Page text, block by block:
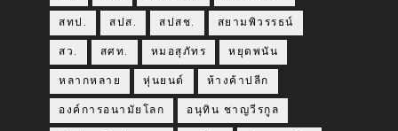
สทป. สปส. สปสช. สยามพิวรรธน์
สว. สศท. หมอสุภัทร หยุดพนัน
หลากหลาย หุ่นยนต์ ห้างค้าปลีก
องค์การอนามัยโลก อนุทิน ชาญวีรกูล